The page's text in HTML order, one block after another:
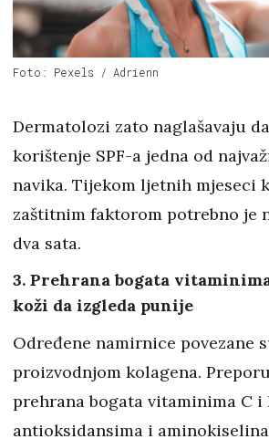
Foto: Pexels / Adrienn
Dermatolozi zato naglašavaju
korištenje SPF-a jedna od
navika. Tijekom ljetnih mjeseci
zaštitnim faktorom potrebno je
dva sata.
3. Prehrana bogata
koži da izgleda punije
Određene namirnice povezane
proizvodnjom kolagena.
prehrana bogata vitaminima C i
antioksidansima i